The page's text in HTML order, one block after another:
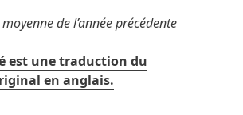
de l’année précédente
est une traduction du
en anglais.